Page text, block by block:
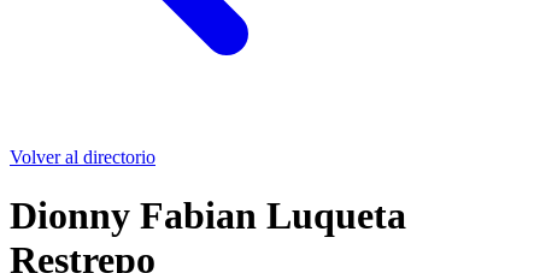
Volver al directorio
Dionny Fabian Luqueta
Restrepo